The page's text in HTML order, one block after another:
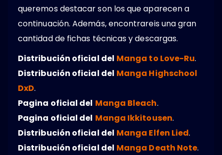
queremos destacar son los que aparecen a
continuación. Además, encontrareis una gran
cantidad de fichas técnicas y descargas.
Distribución oficial del Manga to Love-Ru.
Distribución oficial del Manga Highschool
DxD.
Pagina oficial del Manga Bleach.
Pagina oficial del Manga Ikkitousen.
Distribución oficial del Manga Elfen Lied.
Distribución oficial del Manga Death Note.